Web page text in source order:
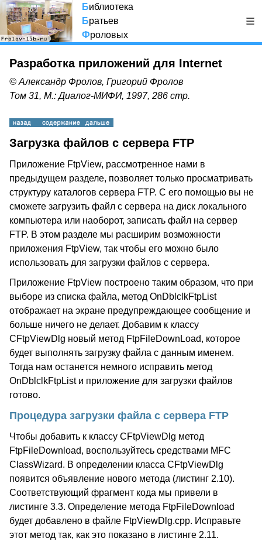
Библиотека
Братьев
Фроловых
Разработка приложений для Internet
© Александр Фролов, Григорий Фролов
Том 31, М.: Диалог-МИФИ, 1997, 286 стр.
Загрузка файлов с сервера FTP
Приложение FtpView, рассмотренное нами в
предыдущем разделе, позволяет только просматривать
структуру каталогов сервера FTP. С его помощью вы не
сможете загрузить файл с сервера на диск локального
компьютера или наоборот, записать файл на сервер
FTP. В этом разделе мы расширим возможности
приложения FtpView, так чтобы его можно было
использовать для загрузки файлов с сервера.
Приложение FtpView построено таким образом, что при
выборе из списка файла, метод OnDblclkFtpList
отображает на экране предупреждающее сообщение и
больше ничего не делает. Добавим к классу
CFtpViewDlg новый метод FtpFileDownLoad, которое
будет выполнять загрузку файла с данным именем.
Тогда нам останется немного исправить метод
OnDblclkFtpList и приложение для загрузки файлов
готово.
Процедура загрузки файла с сервера FTP
Чтобы добавить к классу CFtpViewDlg метод
FtpFileDownload, воспользуйтесь средствами MFC
ClassWizard. В определении класса CFtpViewDlg
появится объявление нового метода (листинг 2.10).
Соответствующий фрагмент кода мы привели в
листинге 3.3. Определение метода FtpFileDownload
будет добавлено в файле FtpViewDlg.cpp. Исправьте
этот метод так, как это показано в листинге 2.11.